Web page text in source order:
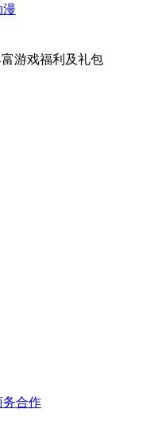
漫
富游戏福利 及礼包
务合作